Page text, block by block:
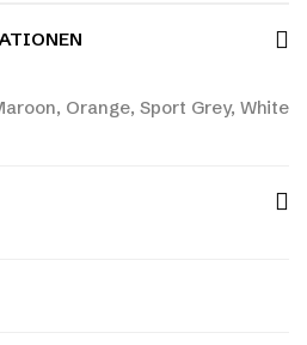
Orange, Sport Grey, White